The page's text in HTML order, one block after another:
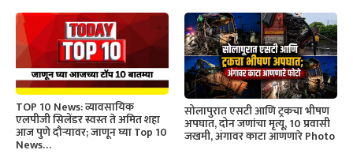
TOP 10 News: व्यावसायिक
एलपीजी सिलेंडर स्वस्त ते अमित शहा
आज पुणे दौऱ्यावर; जाणून घ्या Top 10
News…
सोलापुरात एसटी आणि ट्रकचा भीषण
अपघात, दोन जणांचा मृत्यू, 10 प्रवासी
जखमी, अंगावर काटा आणणारे Photo